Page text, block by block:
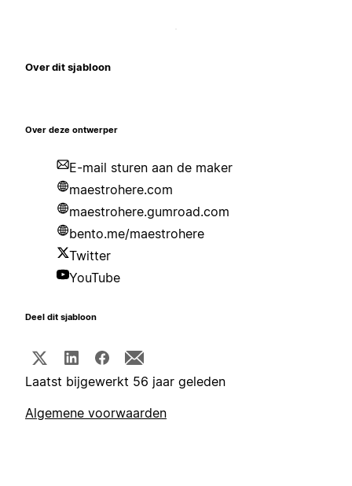
Over dit sjabloon
Over deze ontwerper
E-mail sturen aan de maker
maestrohere.com
maestrohere.gumroad.com
bento.me/maestrohere
Twitter
YouTube
Deel dit sjabloon
Laatst bijgewerkt 56 jaar geleden
Algemene voorwaarden